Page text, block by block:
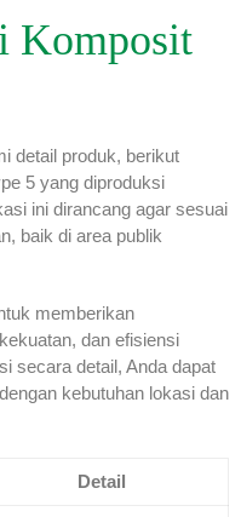
Komposit
detail produk, berikut
5 yang diproduksi
ini dirancang agar sesuai
baik di area publik
memberikan
dan efisiensi
secara detail, Anda dapat
kebutuhan lokasi dan
Detail